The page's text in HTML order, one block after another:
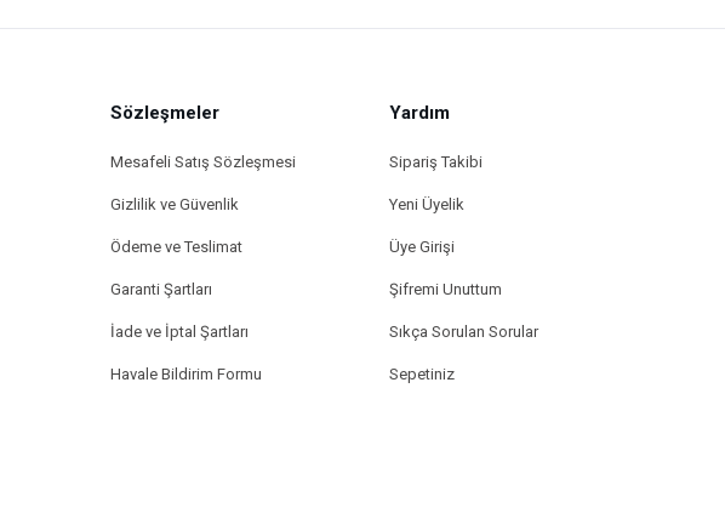
Sözleşmeler
Mesafeli Satış Sözleşmesi
Gizlilik ve Güvenlik
Ödeme ve Teslimat
Garanti Şartları
İade ve İptal Şartları
Havale Bildirim Formu
Yardım
Sipariş Takibi
Yeni Üyelik
Üye Girişi
Şifremi Unuttum
Sıkça Sorulan Sorular
Sepetiniz